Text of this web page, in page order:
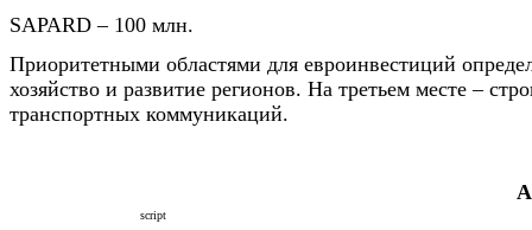
SAPARD – 100 млн.
Приоритетными областями для евроинвестиций
хозяйство и развитие регионов. На третьем месте –
транспортных коммуникаций.
script